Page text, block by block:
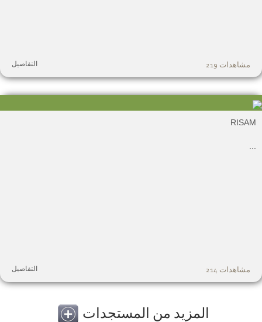
مشاهدات 219 التفاصيل
مشاهدات 214 التفاصيل
المزيد من المستجدات